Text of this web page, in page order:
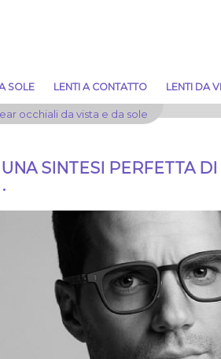
SOLE LENTI A CONTATTO LENTI DA
occhiali da vista e da sole
SINTESI PERFETTA